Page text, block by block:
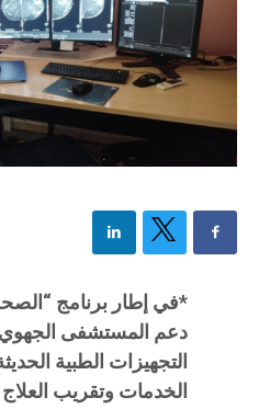
*في إطار برنامج
دعم المستشفى
التجهيزات الطبية
الخدمات وتقريب